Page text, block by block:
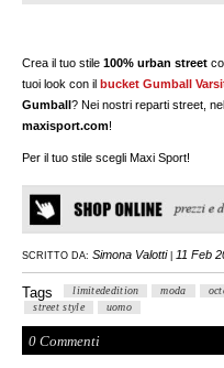
Crea il tuo stile100% urban street
tuoi look con il bucket Gumball
Gumball? Nei nostri reparti street,
maxisport.com!
Per il tuo stile scegli Maxi Sport!
SCRITTO DA: Simona Valotti 11 Feb
Tags limitededition moda
street style
uomo
0 Commenti